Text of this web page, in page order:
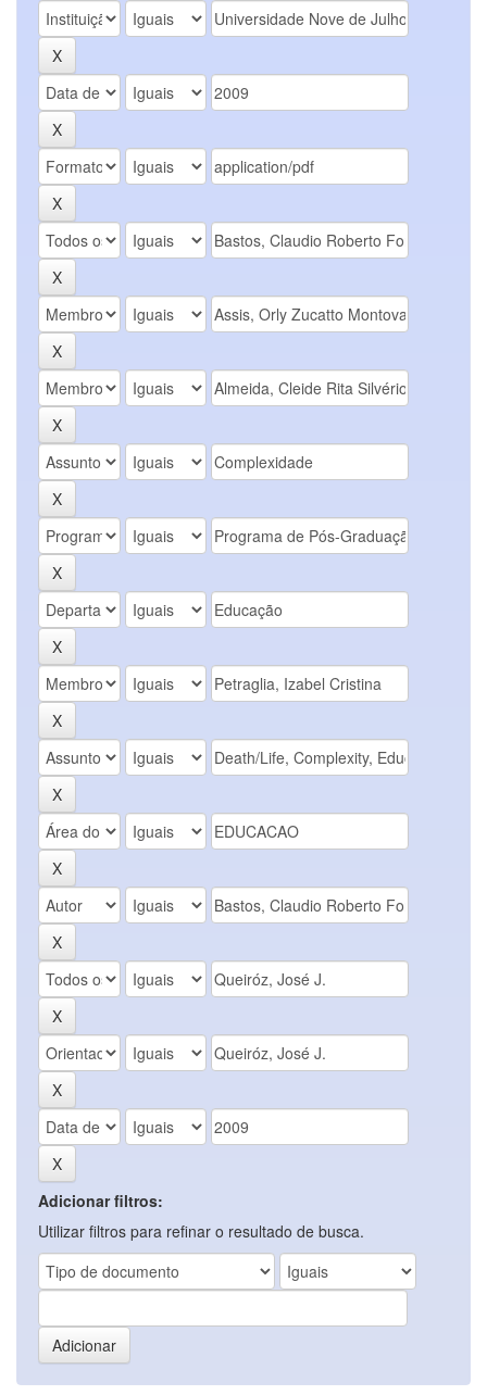
Adicionar filtros:
Utilizar filtros para refinar o resultado de busca.